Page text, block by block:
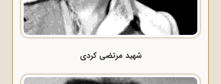
شهید مرتضی کردی